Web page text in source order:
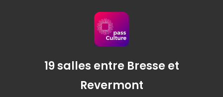
19 salles entre Bresse et
Revermont